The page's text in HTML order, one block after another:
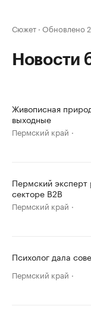
Сюжет · Обновлено
Новости
Живописная
выходные
Пермский край
Пермский
секторе B2B
Пермский край
Психолог дала
Пермский край